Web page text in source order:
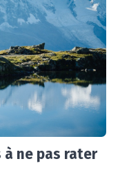
à ne pas rater